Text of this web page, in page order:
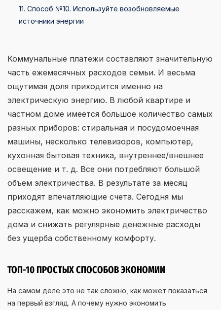
11. Способ №10. Используйте возобновляемые
источники энергии
Коммунальные платежи составляют значительную
часть ежемесячных расходов семьи. И весьма
ощутимая доля приходится именно на
электрическую энергию. В любой квартире и
частном доме имеется большое количество самых
разных приборов: стиральная и посудомоечная
машины, несколько телевизоров, компьютер,
кухонная бытовая техника, внутреннее/внешнее
освещение и т. д. Все они потребляют большой
объем электричества. В результате за месяц
приходят впечатляющие счета. Сегодня мы
расскажем, как можно экономить электричество
дома и снижать регулярные денежные расходы
без ущерба собственному комфорту.
ТОП-10 ПРОСТЫХ СПОСОБОВ ЭКОНОМИИ
На самом деле это не так сложно, как может показаться
на первый взгляд. А почему нужно экономить